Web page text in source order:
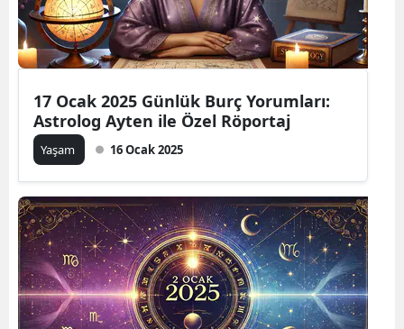
17 Ocak 2025 Günlük Burç Yorumları:
Astrolog Ayten ile Özel Röportaj
Yaşam 16 Ocak 2025